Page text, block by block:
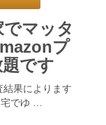
マッタ
プ
です
果によります
でゆ …